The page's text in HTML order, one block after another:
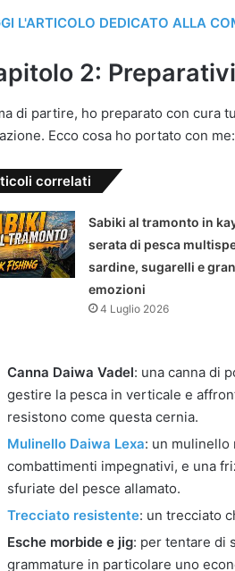
L'ARTICOLO DEDICATO ALLA
2:
di partire, ho preparato con cura
Ecco cosa ho portato con me:
correlati
Sabiki al tramonto in
serata di pesca
sardine, sugarelli e
emozioni
4 Luglio 2026
Canna Daiwa Vadel: una canna di
gestire la pesca in verticale e
resistono come questa cernia.
Mulinello Daiwa Lexa: un mulinello
combattimenti impegnativi, e una
sfuriate del pesce allamato.
Trecciato resistente: un trecciato
Esche morbide e jig: per tentare di
grammature in particolare uno